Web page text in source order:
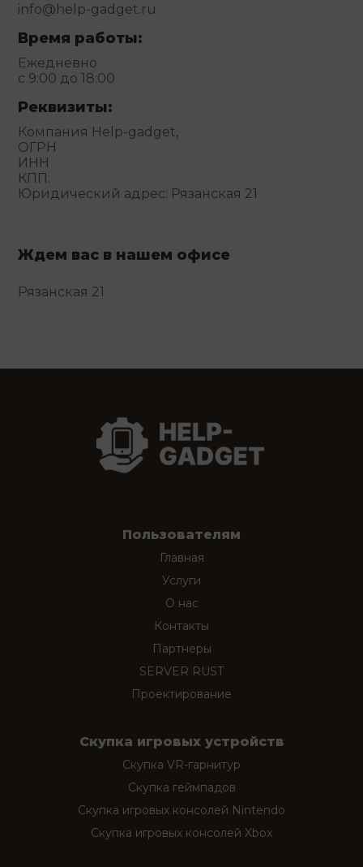
info@help-gadget.ru
Время работы:
Ежедневно
с 9:00 до 18:00
Реквизиты:
Компания Help-gadget,
ОГРН
ИНН
КПП:
Юридический адрес: Рязанская 21
Ждем вас в нашем офисе
Рязанская 21
Пользователям
Главная
Услуги
О нас
Контакты
Партнеры
SERVER RUST
Проектирование
Скупка игровых устройств
Скупка VR-гарнитур
Скупка геймпадов
Скупка игровых консолей Nintendo
Скупка игровых консолей Xbox